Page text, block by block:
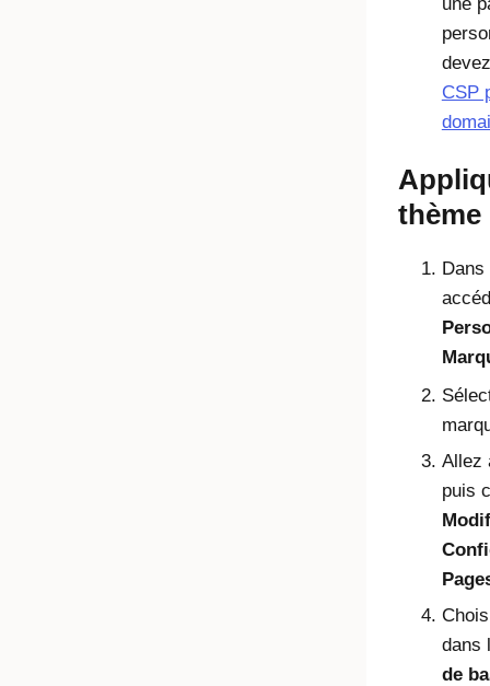
CSP
thème
Dans
Allez
puis
dans
de